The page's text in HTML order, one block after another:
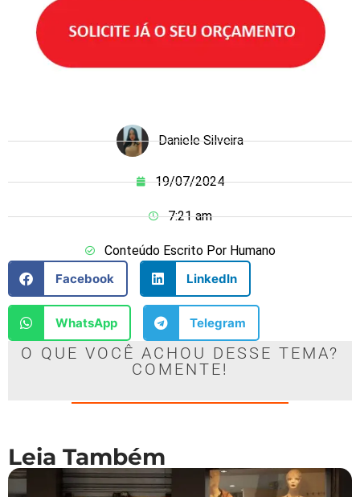
Daniele Silveira
19/07/2024
7:21 am
Conteúdo Escrito Por Humano
Facebook
LinkedIn
WhatsApp Telegram
O QUE VOCÊ ACHOU DESSE TEMA?
COMENTE!
Leia Também